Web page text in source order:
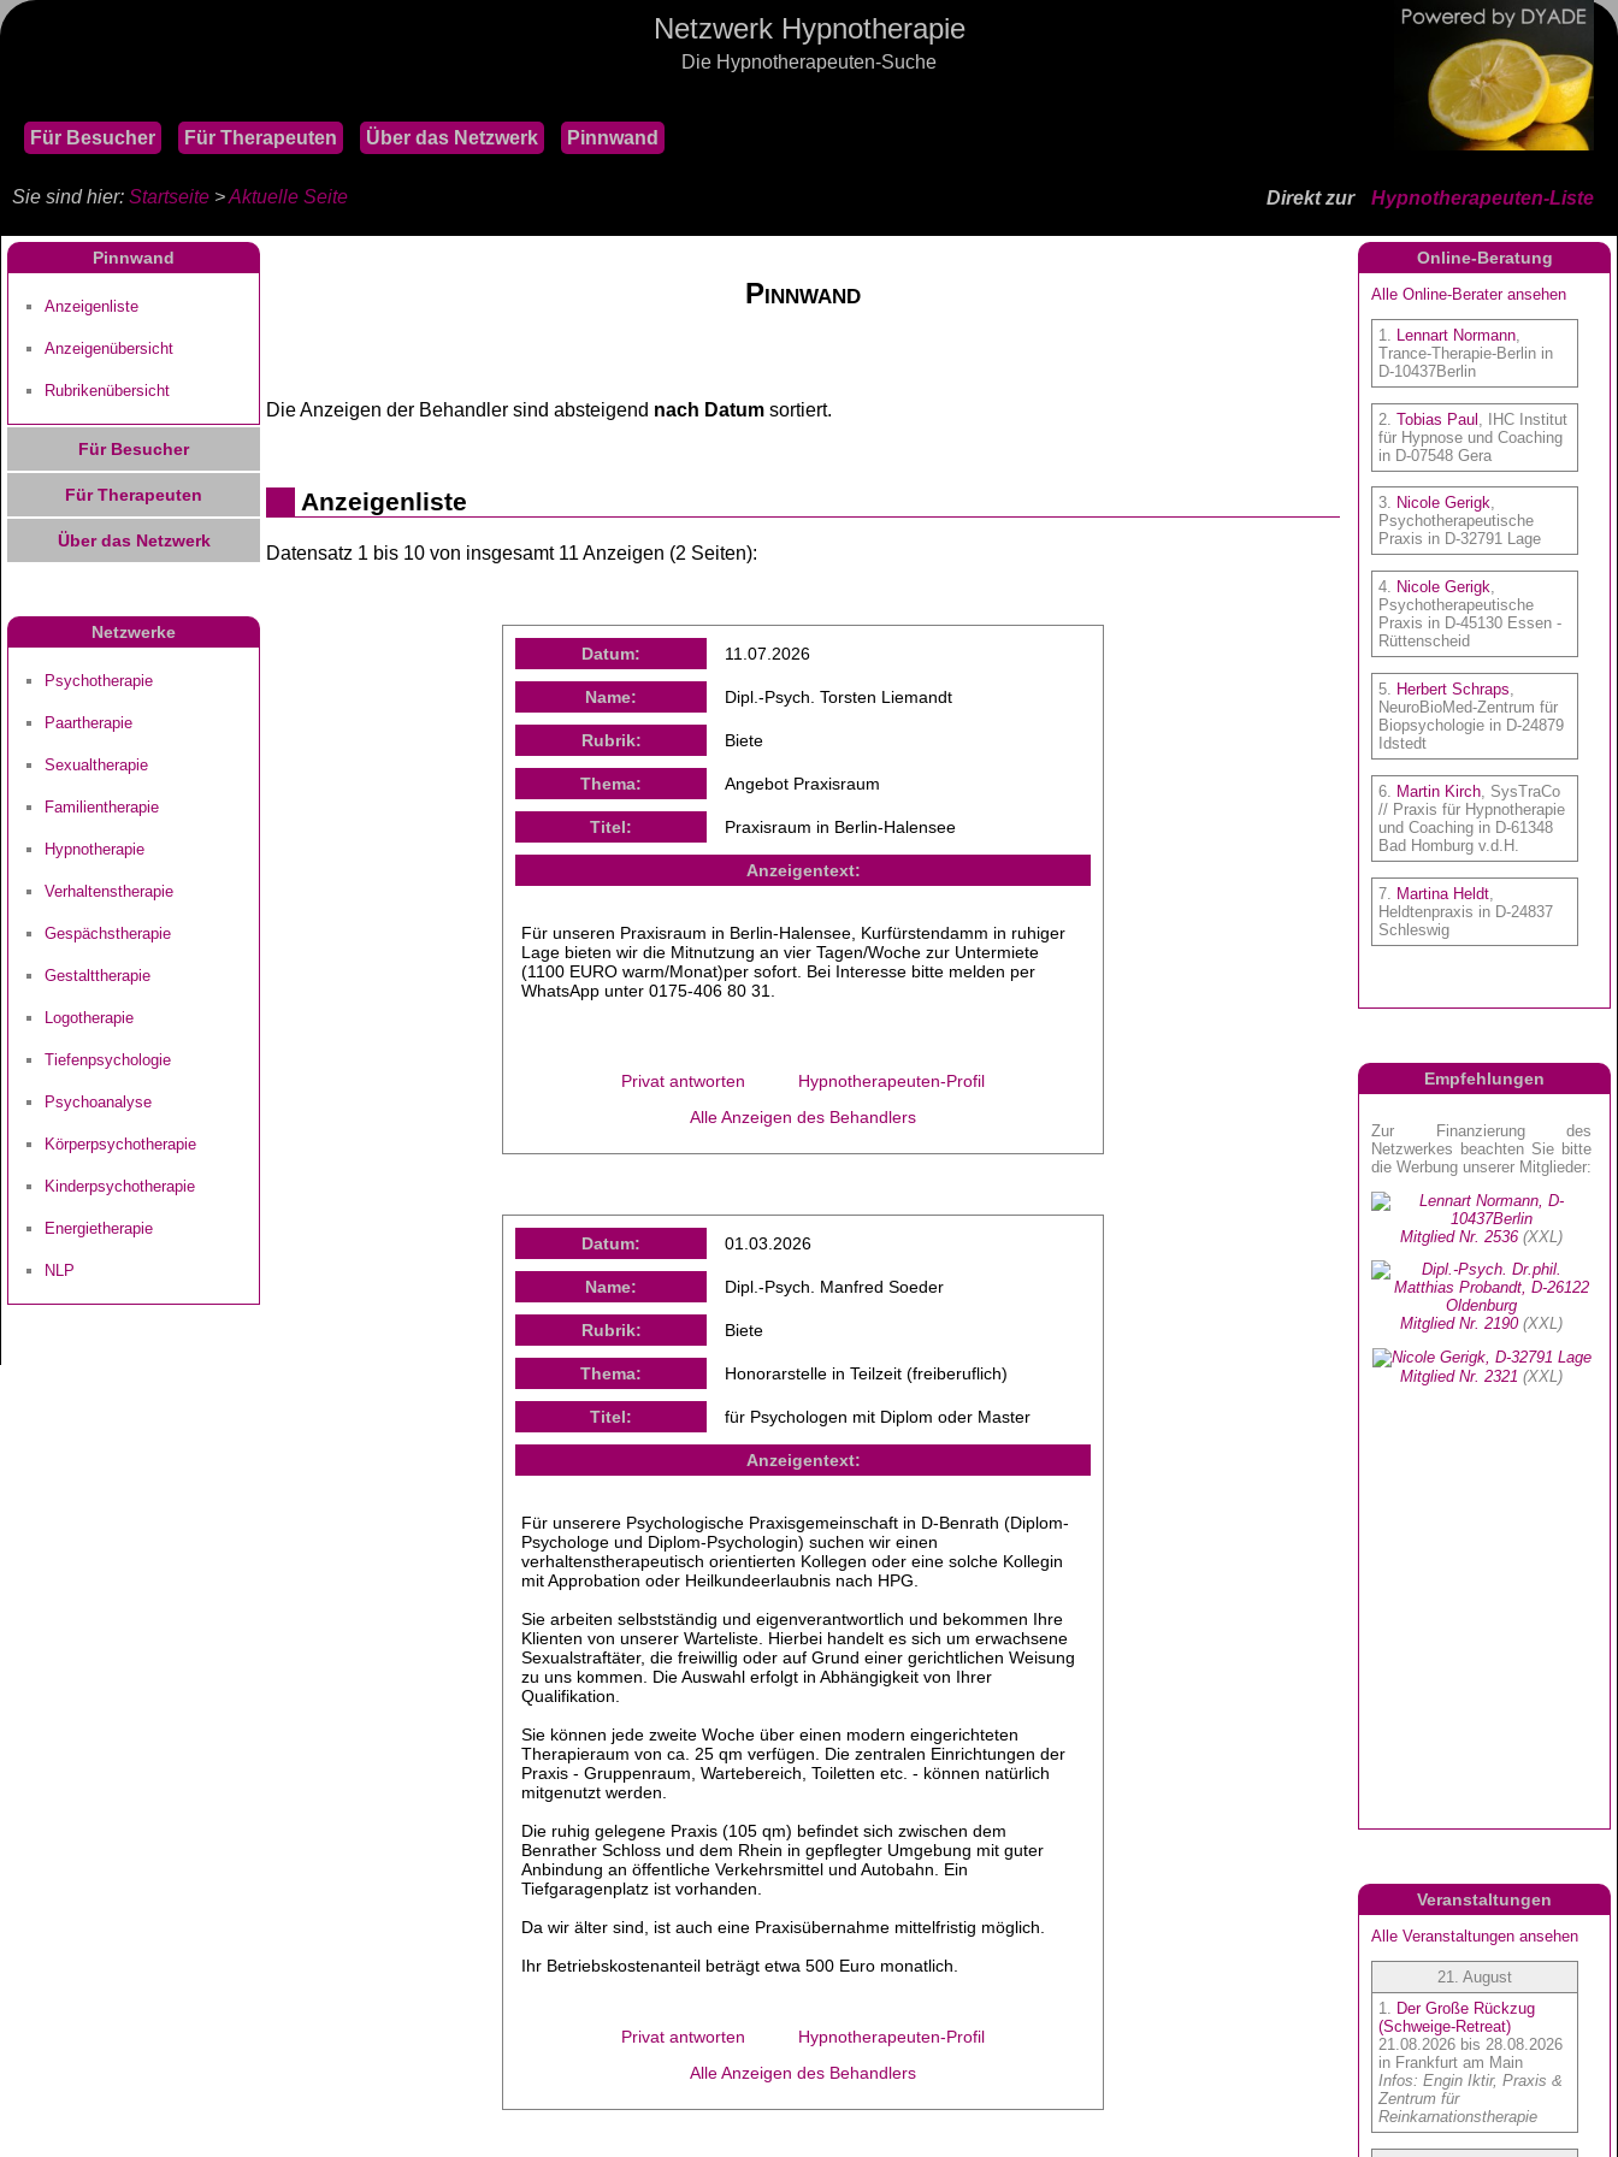
Netzwerk Hypnotherapie
Die Hypnotherapeuten-Suche
Für Besucher Für Therapeuten Über das Netzwerk Pinnwand
Direkt zur Hypnotherapeuten-Liste
Sie sind hier: Startseite >Aktuelle Seite
Pinnwand
Anzeigenliste
Anzeigenübersicht
Rubrikenübersicht
Für Besucher
Für Therapeuten
Über das Netzwerk
Netzwerke
Psychotherapie
Paartherapie
Sexualtherapie
Familientherapie
Hypnotherapie
Verhaltenstherapie
Gespächstherapie
Gestalttherapie
Logotherapie
Tiefenpsychologie
Psychoanalyse
Körperpsychotherapie
Kinderpsychotherapie
Energietherapie
NLP
Pinnwand
Die Anzeigen der Behandler sind absteigend nach Datum sortiert.
Anzeigenliste
Datensatz 1 bis 10 von insgesamt 11 Anzeigen (2 Seiten):
Datum: 11.07.2026
Name: Dipl.-Psych. Torsten Liemandt
Rubrik: Biete
Thema: Angebot Praxisraum
Titel: Praxisraum in Berlin-Halensee
Anzeigentext:
Für unseren Praxisraum in Berlin-Halensee, Kurfürstendamm in ruhiger
Lage bieten wir die Mitnutzung an vier Tagen/Woche zur Untermiete
(1100 EURO warm/Monat)per sofort. Bei Interesse bitte melden per
WhatsApp unter 0175-406 80 31.
Privat antworten
Hypnotherapeuten-Profil
Alle Anzeigen des Behandlers
Datum: 01.03.2026
Name: Dipl.-Psych. Manfred Soeder
Rubrik: Biete
Thema: Honorarstelle in Teilzeit (freiberuflich)
Titel: für Psychologen mit Diplom oder Master
Anzeigentext:
Für unserere Psychologische Praxisgemeinschaft in D-Benrath (Diplom-
Psychologe und Diplom-Psychologin) suchen wir einen
verhaltenstherapeutisch orientierten Kollegen oder eine solche Kollegin
mit Approbation oder Heilkundeerlaubnis nach HPG.
Sie arbeiten selbstständig und eigenverantwortlich und bekommen Ihre
Klienten von unserer Warteliste. Hierbei handelt es sich um erwachsene
Sexualstraftäter, die freiwillig oder auf Grund einer gerichtlichen Weisung
zu uns kommen. Die Auswahl erfolgt in Abhängigkeit von Ihrer
Qualifikation.
Sie können jede zweite Woche über einen modern eingerichteten
Therapieraum von ca. 25 qm verfügen. Die zentralen Einrichtungen der
Praxis - Gruppenraum, Wartebereich, Toiletten etc. - können natürlich
mitgenutzt werden.
Die ruhig gelegene Praxis (105 qm) befindet sich zwischen dem
Benrather Schloss und dem Rhein in gepflegter Umgebung mit guter
Anbindung an öffentliche Verkehrsmittel und Autobahn. Ein
Tiefgaragenplatz ist vorhanden.
Da wir älter sind, ist auch eine Praxisübernahme mittelfristig möglich.
Ihr Betriebskostenanteil beträgt etwa 500 Euro monatlich.
Privat antworten
Hypnotherapeuten-Profil
Alle Anzeigen des Behandlers
Online-Beratung
Empfehlungen
Veranstaltungen